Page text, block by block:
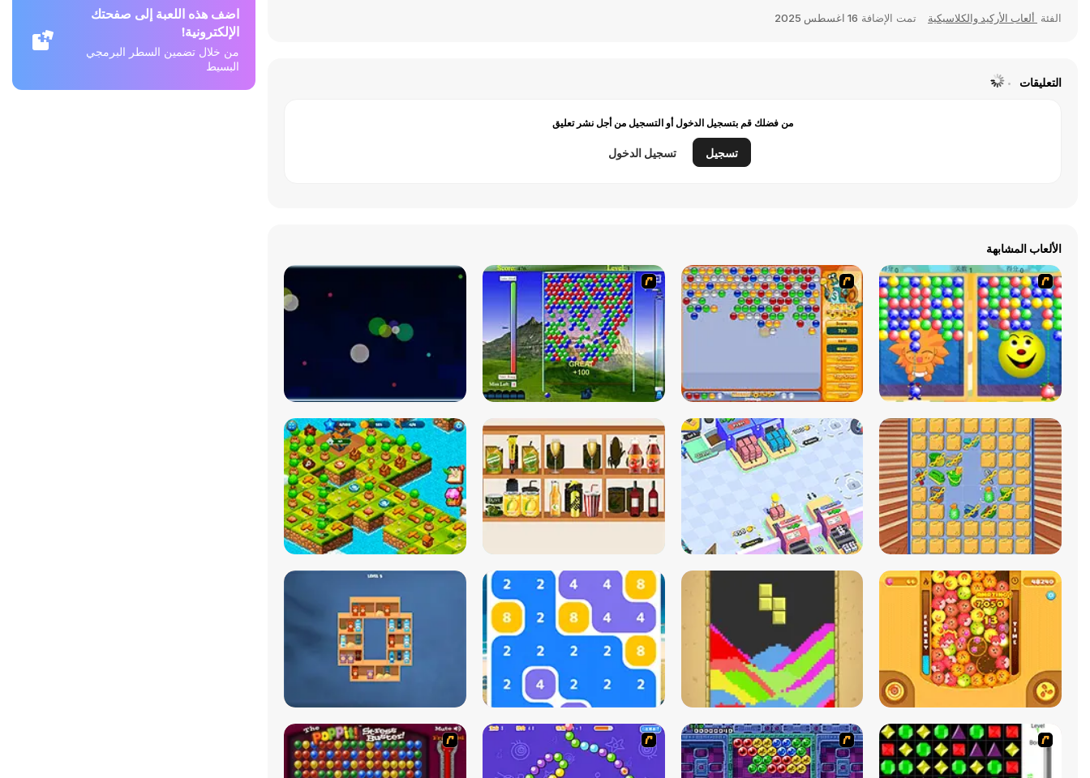
الفئة ألعاب الأركيد والكلاسيكية تمت الإضافة 16 اغسطس 2025
التعليقات
من فضلك قم بتسجيل الدخول أو التسجيل من أجل نشر تعليق
تسجيل تسجيل الدخول
الألعاب المشابهة
اضف هذه اللعبة إلى صفحتك
الإلكترونية!
من خلال تضمين السطر البرمجي
البسيط